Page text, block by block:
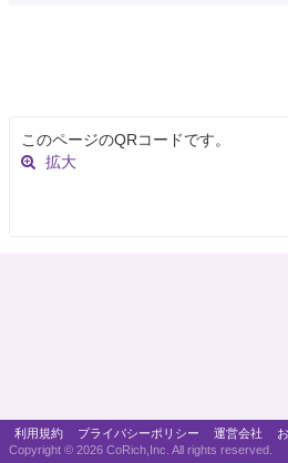
このページのQRコードです。
拡大
利用規約 プライバシーポリシー 運営会社
Copyright © 2026 CoRich,Inc. All rights reserved.